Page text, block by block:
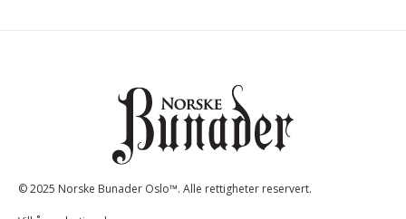
© 2025 Norske Bunader Oslo™. Alle rettigheter reservert.